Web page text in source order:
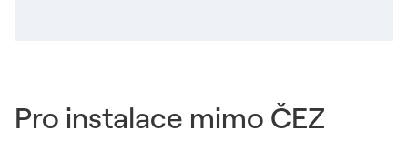
Pro instalace mimo ČEZ